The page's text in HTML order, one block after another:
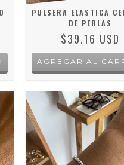
PULSERA ELASTICA
DE PERLAS
$39.16 USD